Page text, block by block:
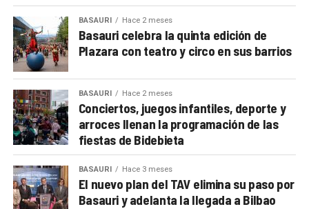
BASAURI Hace 2 meses
Basauri celebra la quinta edición de
Plazara con teatro y circo en sus barrios
BASAURI Hace 2 meses
Conciertos, juegos infantiles, deporte y
arroces llenan la programación de las
fiestas de Bidebieta
BASAURI Hace 3 meses
El nuevo plan del TAV elimina su paso por
Basauri y adelanta la llegada a Bilbao